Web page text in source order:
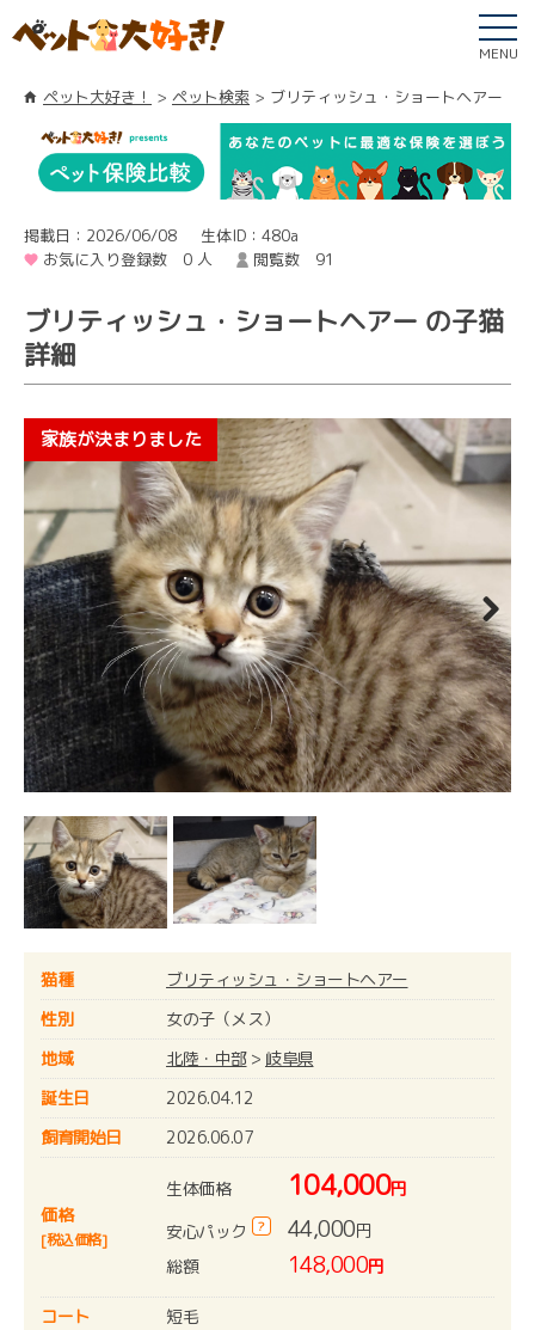
MENU
ペット大好き！ ペット検索 ブリティッシュ・ショートヘアー
掲載日：2026/06/08
生体ID：480a
お気に入り登録数 0 人
閲覧数 91
ブリティッシュ・ショートヘアー の子猫
詳細
Next
猫種
ブリティッシュ・ショートヘアー
性別
女の子（メス）
地域
北陸・中部> 岐阜県
誕生日
2026.04.12
飼育開始日
2026.06.07
価格
[税込価格]
生体価格 104,000円
安心パック
? 44,000円
総額
148,000円
コート
短毛